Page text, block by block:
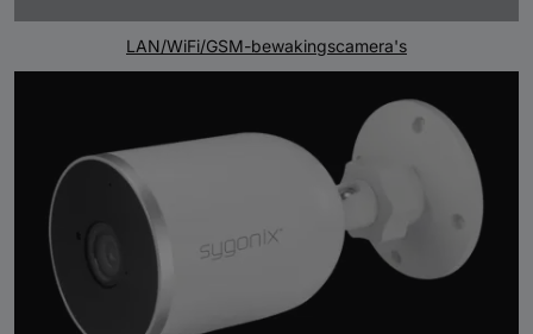
LAN/WiFi/GSM-bewakingscamera's